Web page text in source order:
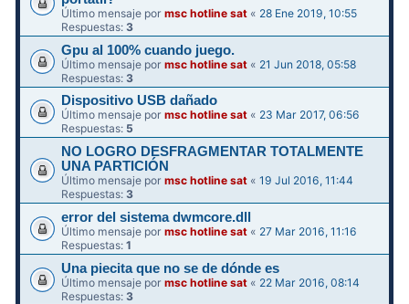
Último mensaje pormsc hotline sat « 28 Ene 2019, 10:55
Respuestas:3
Gpu al 100% cuando juego.
Último mensaje pormsc hotline sat « 21 Jun 2018, 05:58
Respuestas: 3
Dispositivo USB dañado
Último mensaje pormsc hotline sat « 23 Mar 2017, 06:56
Respuestas: 5
NO LOGRO DESFRAGMENTAR TOTALMENTE
UNA PARTICIÓN
Último mensaje pormsc hotline sat «19 Jul 2016, 11:44
Respuestas: 3
error del sistema dwmcore.dll
Último mensaje pormsc hotline sat « 27 Mar 2016, 11:16
Respuestas:1
Una piecita que no se de dónde es
Último mensaje pormsc hotline sat « 22 Mar 2016, 08:14
Respuestas: 3